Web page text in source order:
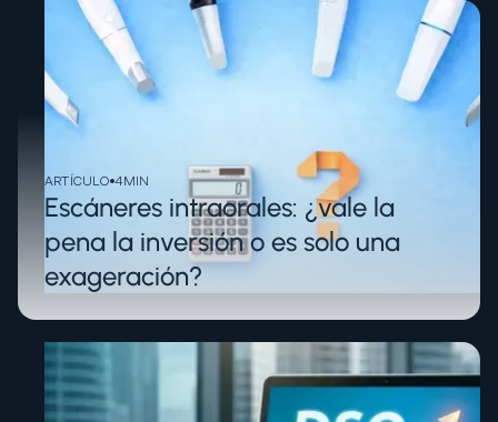
ARTÍCULO 4MIN
Escáneres intraorales: ¿vale la
pena la inversión o es solo una
exageración?